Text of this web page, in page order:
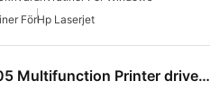
FörHp Laserjet
HP LaserJet M1005 Multifunction Printer drivers